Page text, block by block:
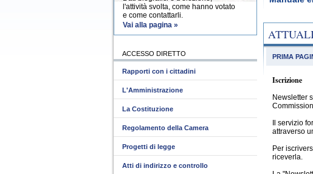
PRIMA
Iscrizione
Newsletter
Il servizio
attraverso
Per
riceverla.
l'attività svolta, come hanno votato
e come contattarli.
Vai alla pagina »
ACCESSO DIRETTO
Rapporti con i cittadini
L'Amministrazione
La Costituzione
Regolamento della Camera
Progetti di legge
Atti di indirizzo e controllo